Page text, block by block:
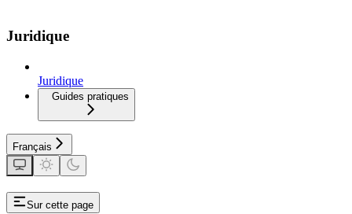
Juridique
Juridique
Guides pratiques
Français
Sur cette page